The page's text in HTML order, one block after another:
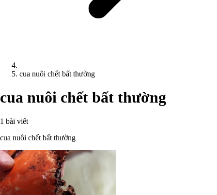
cua nuôi chết bất thường
cua nuôi chết bất thường
1 bài viết
cua nuôi chết bất thường